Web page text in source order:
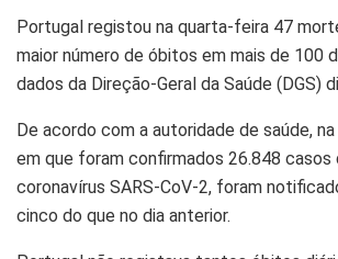
Portugal registou na quarta-feira 47
maior número de óbitos em mais de 100
dados da Direção-Geral da Saúde (DGS)
De acordo com a autoridade de saúde,
em que foram confirmados 26.848
coronavírus SARS-CoV-2, foram
cinco do que no dia anterior.